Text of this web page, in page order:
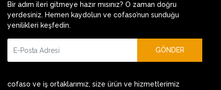
Bir adım ileri gitmeye hazır mısınız? O zaman doğru
yerdesiniz. Hemen kaydolun ve cofaso’nun sunduğu
yenilikleri keşfedin.
GÖNDER
cofaso ve iş ortaklarımız, size ürün ve hizmetlerimiz